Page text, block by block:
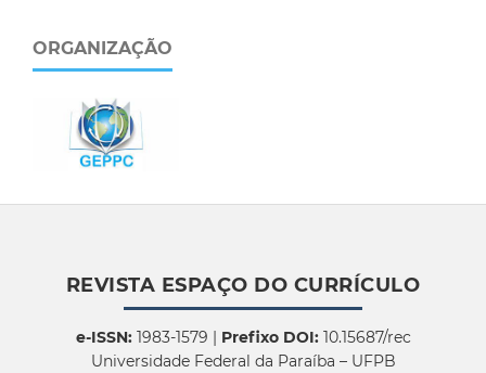
ORGANIZAÇÃO
REVISTA ESPAÇO DO CURRÍCULO
e-ISSN:1983-1579 | Prefixo DOI:10.15687/rec
Universidade Federal da Paraíba – UFPB